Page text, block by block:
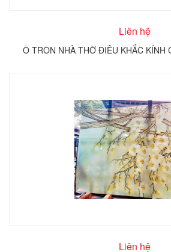
Liên hệ
Ô TRÒN NHÀ THỜ ĐIÊU KHẮC KÍNH
Liên hệ